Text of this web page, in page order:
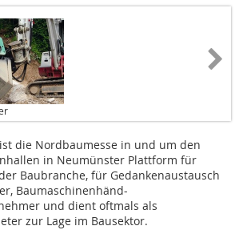
die Nordbaumesse in und um den
in Neumünster Plattform für
Baubranche, für Gedankenaustausch
Baumaschinenhänd-
und dient oftmals als
zur Lage im Bausektor.